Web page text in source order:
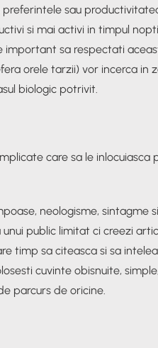
sau
si mai activi in timpul
sa respectati
orele tarzii) vor incerca in
biologic potrivit.
care sa le inlocuiasca
neologisme, sintagme
public limitat ci creezi
timp sa citeasca si sa
cuvinte obisnuite,
parcurs de oricine.